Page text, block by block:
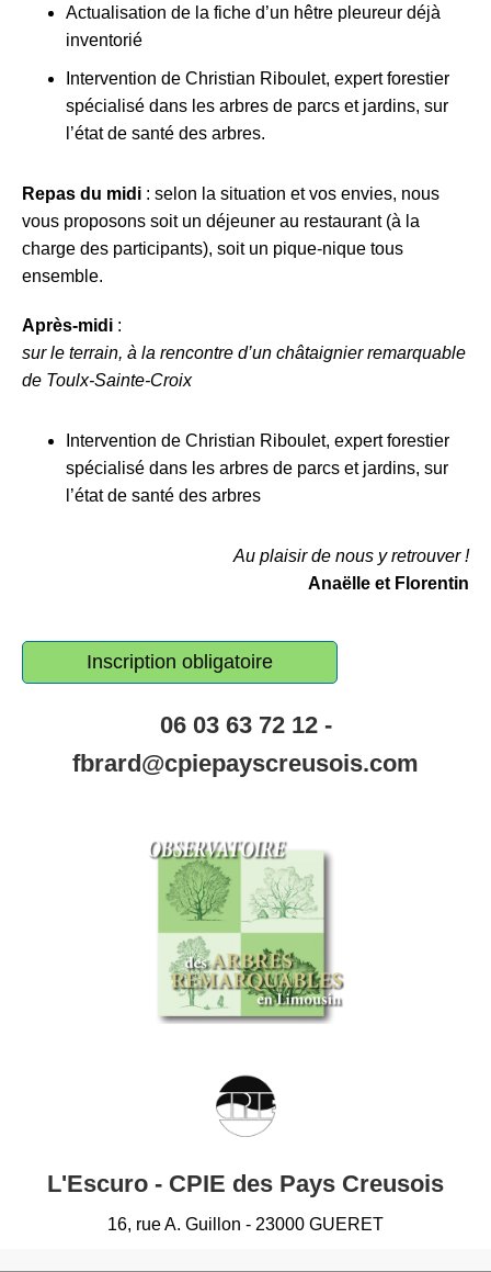
Actualisation de la fiche d’un hêtre pleureur déjà
inventorié
Intervention de Christian Riboulet, expert forestier
spécialisé dans les arbres de parcs et jardins, sur
l’état de santé des arbres.
Repas du midi : selon la situation et vos envies, nous
vous proposons soit un déjeuner au restaurant (à la
charge des participants), soit un pique-nique tous
ensemble.
Après-midi :
sur le terrain, à la rencontre d’un châtaignier remarquable
de Toulx-Sainte-Croix
Intervention de Christian Riboulet, expert forestier
spécialisé dans les arbres de parcs et jardins, sur
l’état de santé des arbres
Au plaisir de nous y retrouver !
Anaëlle et Florentin
Inscription obligatoire
06 03 63 72 12 -
fbrard@cpiepayscreusois.com
L'Escuro - CPIE des Pays Creusois
16, rue A. Guillon - 23000 GUERET